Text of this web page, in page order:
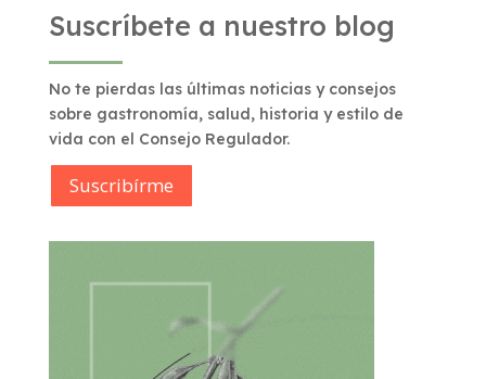
Suscríbete a nuestro blog
No te pierdas las últimas noticias y consejos
sobre gastronomía, salud, historia y estilo de
vida con el Consejo Regulador.
Suscribírme